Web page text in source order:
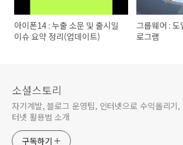
아이폰14 : 누출 소문 및 출시일
이슈 요약 정리(업데이트)
그룹웨어 :
로그램
소셜스토리
자기계발, 블로그 운영팁, 인터넷으로 수익올리기,
터넷 활용법 소개
구독하기